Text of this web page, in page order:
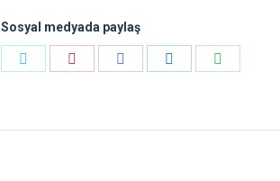
Sosyal medyada paylaş